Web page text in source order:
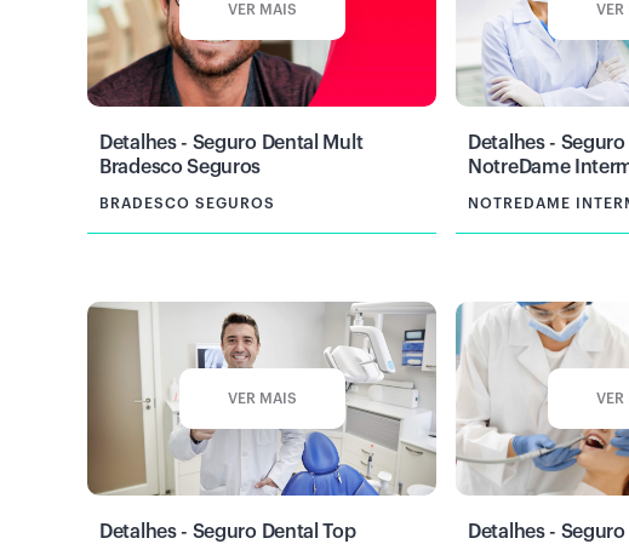
VER MAIS
Detalhes - Seguro Dental Mult
Bradesco Seguros
BRADESCO SEGUROS
VER
Detalhes -
NotreDame
NOTREDAME
VER MAIS
Detalhes - Seguro Dental Top
VER
Detalhes -